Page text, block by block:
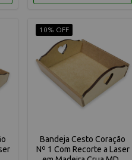
10% OFF
Bandeja Cesto Coração
Nº 1 Com Recorte a Laser